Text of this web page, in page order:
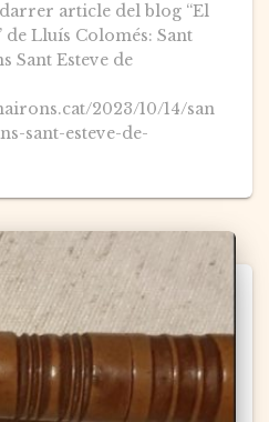
article del blog “El
Lluís Colomés: Sant
Sant Esteve de
2023/10/14/san
sant-esteve-de-